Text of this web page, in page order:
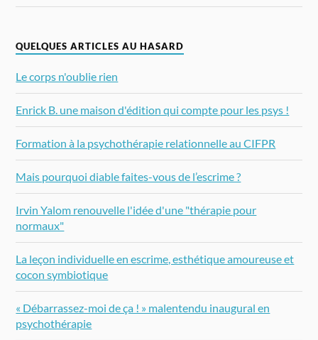
QUELQUES ARTICLES AU HASARD
Le corps n'oublie rien
Enrick B. une maison d'édition qui compte pour les psys !
Formation à la psychothérapie relationnelle au CIFPR
Mais pourquoi diable faites-vous de l’escrime ?
Irvin Yalom renouvelle l'idée d'une "thérapie pour
normaux"
La leçon individuelle en escrime, esthétique amoureuse et
cocon symbiotique
« Débarrassez-moi de ça ! » malentendu inaugural en
psychothérapie